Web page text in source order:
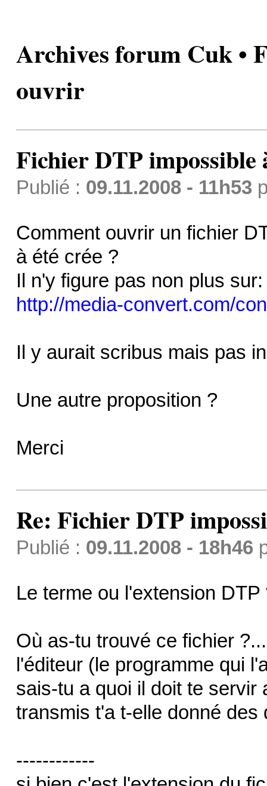
Archives forum Cuk •
ouvrir
Fichier DTP
Publié : 09.11.2008 - 11h53
Comment ouvrir un fichier
à été crée ?
Il n'y figure pas non plus sur:
http://media-convert.com/
Il y aurait scribus mais pas
Une autre proposition ?
Merci
Re: Fichier DTP
Publié : 09.11.2008 - 18h46
Le terme ou l'extension DTP
Où as-tu trouvé ce fichier
l'éditeur (le programme qui
sais-tu a quoi il doit te servir
transmis t'a t-elle donné des
------------